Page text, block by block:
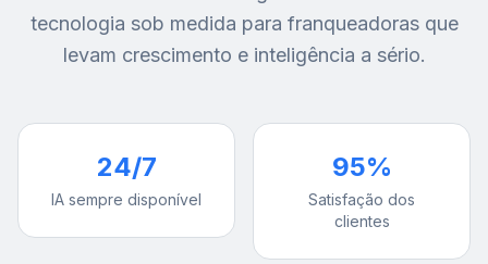
tecnologia sob medida para franqueadoras que
levam crescimento e inteligência a sério.
24/7
IA sempre disponível
95%
Satisfação dos
clientes